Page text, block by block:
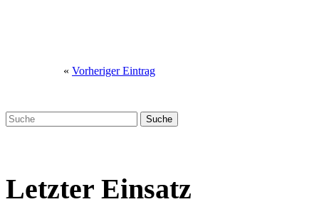
« Vorheriger Eintrag
Letzter Einsatz